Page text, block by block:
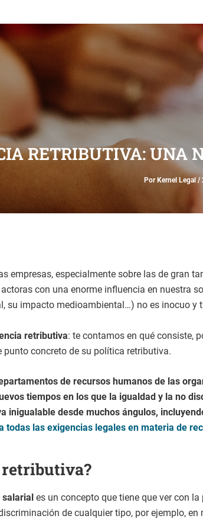
RETRIBUTIVA: UNA
Por Kernel Legal /
empresas, especialmente sobre las de gran
con una enorme influencia en nuestra
su impacto medioambiental…) no es inocuo
retributiva: te contamos en qué consiste,
punto concreto de su política retributiva.
de recursos humanos de las
tiempos en los que la igualdad y la no
inigualable desde muchos ángulos,
las exigencias legales en materia de
retributiva?
es un concepto que tiene que ver con
de cualquier tipo, por ejemplo,